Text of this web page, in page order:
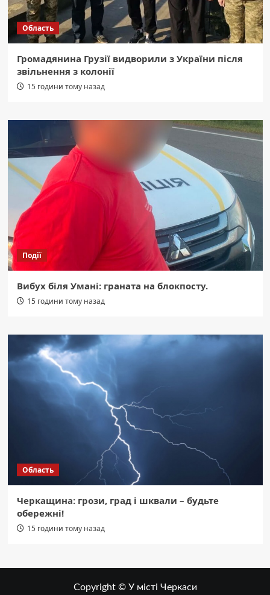
Область
Громадянина Грузії видворили з України після
звільнення з колонії
15 години тому назад
Події
Вибух біля Умані: граната на блокпосту.
15 години тому назад
Область
Черкащина: грози, град і шквали – будьте
обережні!
15 години тому назад
Copyright © У місті Черкаси